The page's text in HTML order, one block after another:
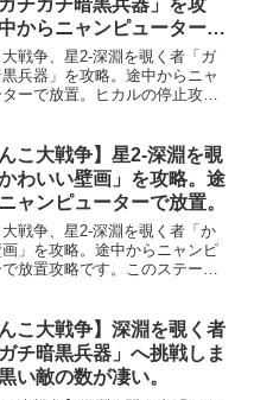
からニャンピューターで
戦争、星2-深淵を覗く者「ガ
兵器」を攻略。途中からニャ
ーで放置。ヒカルの停止攻撃
んこ大戦争】星2-深淵を覗
わいい壁画」を攻略。途
ャンピューターで放置。
戦争、星2-深淵を覗く者「か
」を攻略。途中からニャンピ
で放置攻略です。このステージ
っています。星１のときより、
しくなっていました。
んこ大戦争】深淵を覗く者
ガチ暗黒兵器」へ挑戦しま
い敵の数が凄い。